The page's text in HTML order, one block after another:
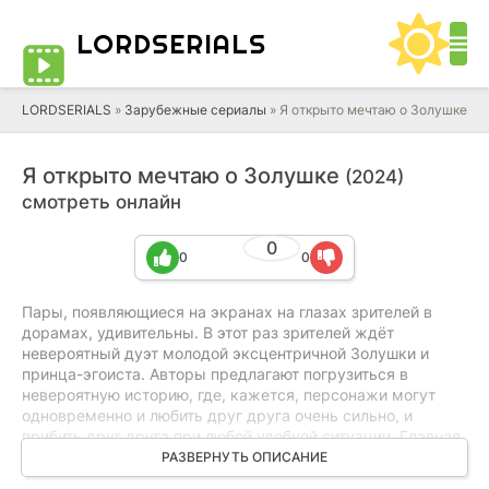
LORDSERIALS
LORDSERIALS » Зарубежные сериалы » Я открыто мечтаю о Золушке
Я открыто мечтаю о Золушке (2024)
смотреть онлайн
0
0 0
Пары, появляющиеся на экранах на глазах зрителей в
дорамах, удивительны. В этот раз зрителей ждёт
невероятный дуэт молодой эксцентричной Золушки и
принца-эгоиста. Авторы предлагают погрузиться в
невероятную историю, где, кажется, персонажи могут
одновременно и любить друг друга очень сильно, и
прибить друг друга при любой удобной ситуации. Главная
героиня Шим Чжэ Рим теряет близкого человека. Смерть
отца становится для неё ударом, однако в завещании тот
РАЗВЕРНУТЬ ОПИСАНИЕ